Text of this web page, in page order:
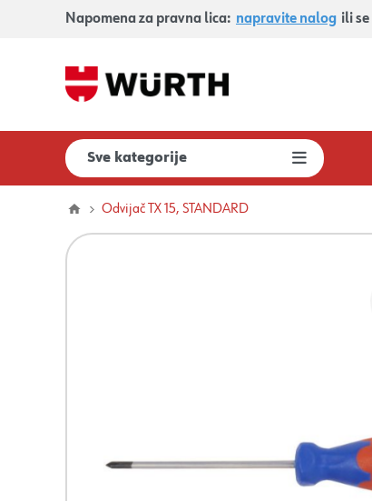
Napomena za pravna lica: napravite nalog ili se
Sve kategorije
Odvijač TX 15, STANDARD